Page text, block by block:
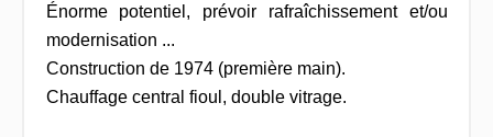
Énorme potentiel, prévoir rafraîchissement et/ou
modernisation ...
Construction de 1974 (première main).
Chauffage central fioul, double vitrage.